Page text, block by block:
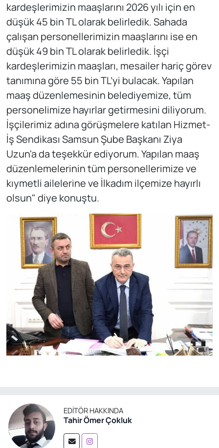
kardeşlerimizin maaşlarını 2026 yılı için en
düşük 45 bin TL olarak belirledik. Sahada
çalışan personellerimizin maaşlarını ise en
düşük 49 bin TL olarak belirledik. İşçi
kardeşlerimizin maaşları, mesailer hariç görev
tanımına göre 55 bin TL’yi bulacak. Yapılan
maaş düzenlemesinin belediyemize, tüm
personelimize hayırlar getirmesini diliyorum.
İşçilerimiz adına görüşmelere katılan Hizmet-
İş Sendikası Samsun Şube Başkanı Ziya
Uzun'a da teşekkür ediyorum. Yapılan maaş
düzenlemelerinin tüm personellerimize ve
kıymetli ailelerine ve İlkadım ilçemize hayırlı
olsun" diye konuştu.
EDITÖR HAKKINDA
Tahir Ömer Çokluk